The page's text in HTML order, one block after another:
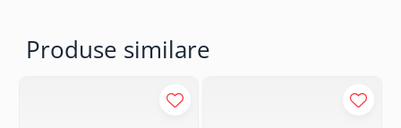
Produse similare